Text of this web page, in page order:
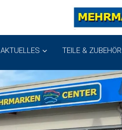
AKTUELLES TEILE & ZUBEHÖR